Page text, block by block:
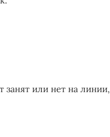
занят или нет на линии,